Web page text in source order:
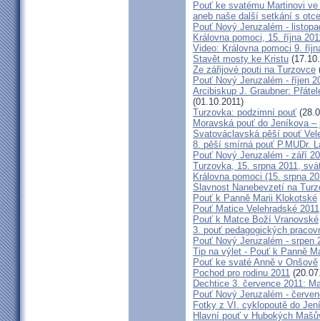
Pouť ke svatému Martinovi
aneb naše další setkání s
Pouť Nový Jeruzalém -
Královna pomoci, 15. října
Video: Královna pomoci 9.
Stavět mosty ke Kristu
Ze zářijové pouti na Turzovce
Pouť Nový Jeruzalém - říjen
Arcibiskup J. Graubner:
(01.10.2011)
Turzovka: podzimní pouť
Moravská pouť do Jeníkova
Svatováclavská pěší pouť
8. pěší smírná pouť P.MUDr.
Pouť Nový Jeruzalém - září
Turzovka, 15. srpna 2011,
Královna pomoci (15. srpna
Slavnost Nanebevzetí na
Pouť k Panně Marii Klokotské
Pouť Matice Velehradské 2011
Pouť k Matce Boží Vranovské
3. pouť pedagogických
Pouť Nový Jeruzalém - srpen
Tip na výlet - Pouť k Panně
Pouť ke svaté Anně v Onšově
Pochod pro rodinu 2011
Dechtice 3. července 2011:
Pouť Nový Jeruzalém -
Fotky z VI. cyklopoutě do
Hlavní pouť v Hubokých